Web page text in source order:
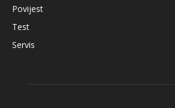
Povijest
Test
Servis